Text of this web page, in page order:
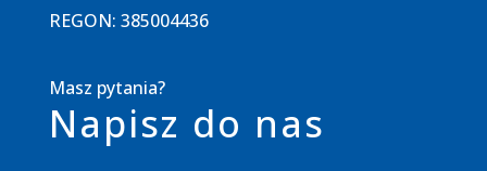
REGON: 385004436
Masz pytania?
Napisz do nas